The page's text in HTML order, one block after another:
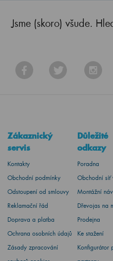
Jsme (skoro) všude.
Zákaznický
servis
Kontakty
Obchodní podmínky
Odstoupení od smlouvy
Reklamační řád
Doprava a platba
Ochrana osobních údajů
Zásady zpracování
Důležité
odkazy
Poradna
Obchodní síť
Montážní
Dřevojas na
Prodejna
Ke stažení
Konfigurátor